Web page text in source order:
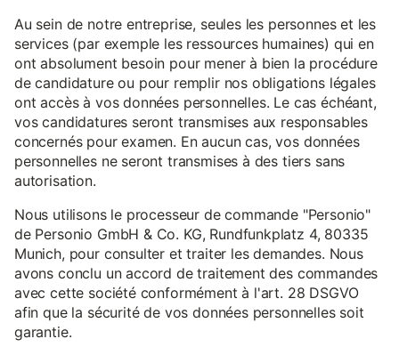
Au sein de notre entreprise, seules les personnes et les
services (par exemple les ressources humaines) qui en
ont absolument besoin pour mener à bien la procédure
de candidature ou pour remplir nos obligations légales
ont accès à vos données personnelles. Le cas échéant,
vos candidatures seront transmises aux responsables
concernés pour examen. En aucun cas, vos données
personnelles ne seront transmises à des tiers sans
autorisation.
Nous utilisons le processeur de commande "Personio"
de Personio GmbH & Co. KG, Rundfunkplatz 4, 80335
Munich, pour consulter et traiter les demandes. Nous
avons conclu un accord de traitement des commandes
avec cette société conformément à l'art. 28 DSGVO
afin que la sécurité de vos données personnelles soit
garantie.